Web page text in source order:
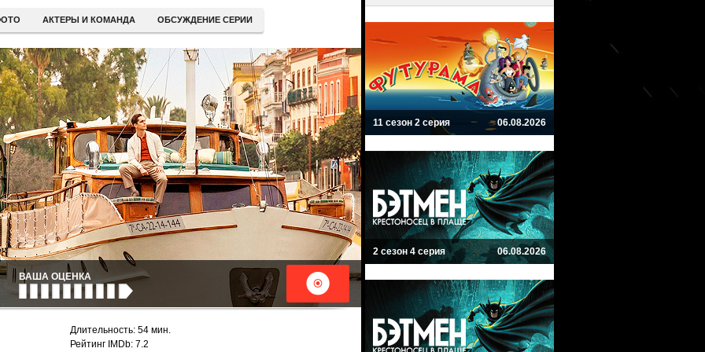
АКТЕРЫ И КОМАНДА ОБСУЖДЕНИЕ СЕРИИ
ВАША ОЦЕНКА
Длительность: 54 мин.
Рейтинг IMDb: 7.2
11 сезон 2 серия 06.08.2026
2 сезон 4 серия 06.08.2026